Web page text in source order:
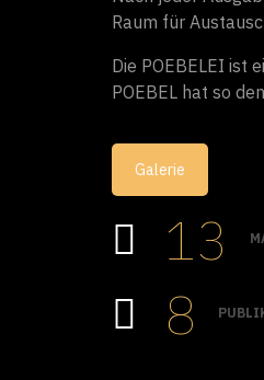
Raum für
Die POEBELEI ist
POEBEL hat so
Galerie
13
8